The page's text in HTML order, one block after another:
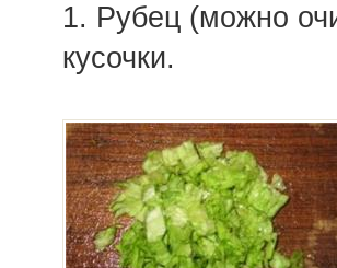
1. Рубец (можно
кусочки.